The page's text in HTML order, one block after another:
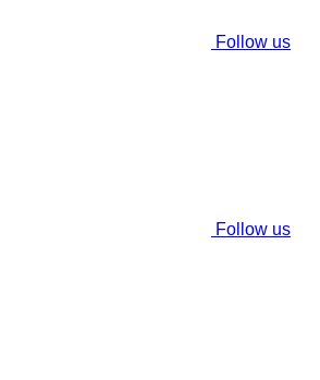
Follow us
Follow us